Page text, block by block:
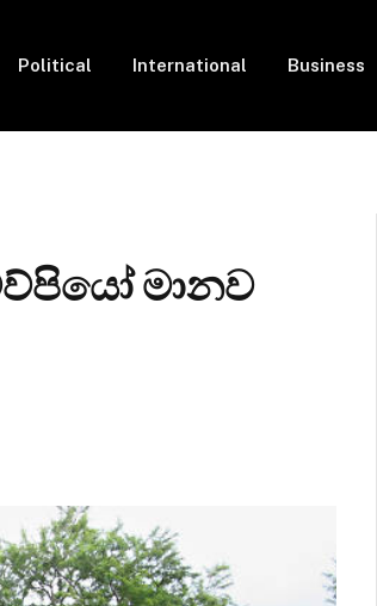
Political International Business
මානව